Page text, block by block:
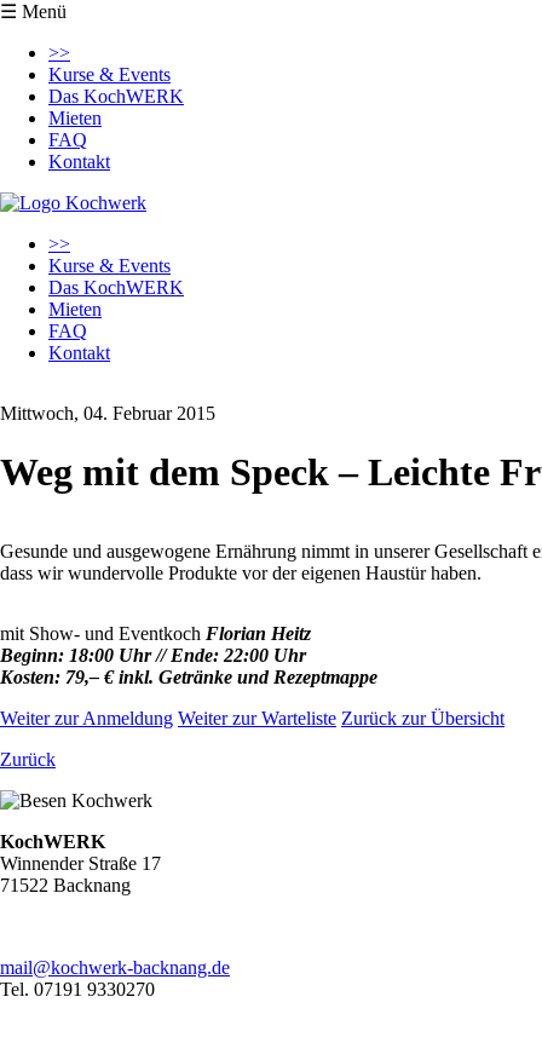
☰ Menü
überspringen
>>
Kurse & Events
Das KochWERK
Mieten
FAQ
Kontakt
überspringen
>>
Kurse & Events
Das KochWERK
Mieten
FAQ
Kontakt
Mittwoch, 04. Februar 2015
Weg mit dem Speck – Leichte
Gesunde und ausgewogene Ernährung nimmt in unserer
dass wir wundervolle Produkte vor der eigenen Haustür haben.
mit Show- und Eventkoch Florian Heitz
Beginn: 18:00 Uhr // Ende: 22:00 Uhr
Kosten: 79,– € inkl. Getränke und Rezeptmappe
Weiter zur Anmeldung Weiter zur Warteliste Zurück zur Übersicht
Zurück
KochWERK
Winnender Straße 17
71522 Backnang
mail@kochwerk-backnang.de
Tel. 07191 9330270